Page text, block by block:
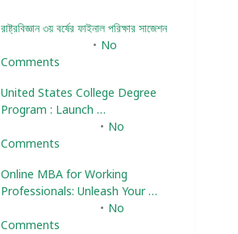
রাষ্ট্রবিজ্ঞান ৩য় বর্ষের ফাইনাল পরিক্ষার সাজেশন
No
Comments
United States College Degree
Program : Launch …
No
Comments
Online MBA for Working
Professionals: Unleash Your …
No
Comments